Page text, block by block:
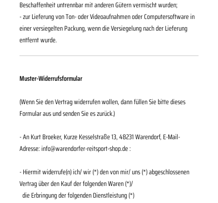
Beschaffenheit untrennbar mit anderen Gütern vermischt wurden;
- zur Lieferung von Ton- oder Videoaufnahmen oder Computersoftware in
einer versiegelten Packung, wenn die Versiegelung nach der Lieferung
entfernt wurde.
Muster-Widerrufsformular
(Wenn Sie den Vertrag widerrufen wollen, dann füllen Sie bitte dieses
Formular aus und senden Sie es zurück.)
- AnKurt Broeker, Kurze Kesselstraße 13, 48231 Warendorf, E-Mail-
Adresse:info@warendorfer-reitsport-shop.de:
- Hiermit widerrufe(n) ich/ wir (*) den von mir/ uns (*) abgeschlossenen
Vertrag über den Kauf der folgenden Waren (*)/
die Erbringung der folgenden Dienstleistung (*)